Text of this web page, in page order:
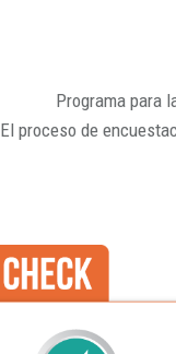
Programa para
El proceso de